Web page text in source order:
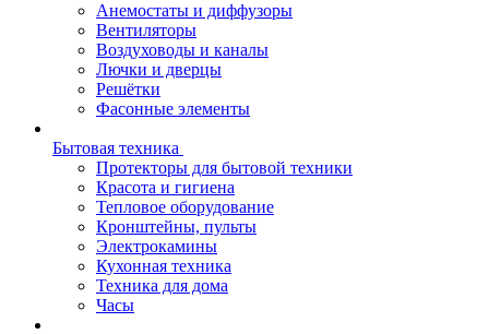
Анемостаты и диффузоры
Вентиляторы
Воздуховоды и каналы
Лючки и дверцы
Решётки
Фасонные элементы
Бытовая техника
Протекторы для бытовой техники
Красота и гигиена
Тепловое оборудование
Кронштейны, пульты
Электрокамины
Кухонная техника
Техника для дома
Часы